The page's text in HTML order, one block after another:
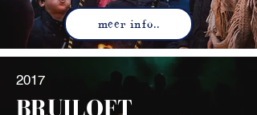
meer info..
2017
BRUILOFT